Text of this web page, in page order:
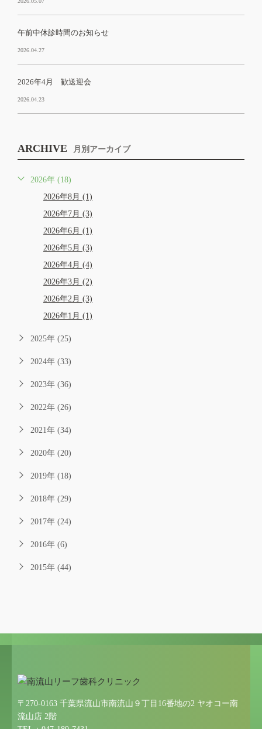
午前中休診時間のお知らせ
2026.04.27
2026年4月 歓送迎会
2026.04.23
ARCHIVE 月別アーカイブ
2026年 (18)
2026年8月 (1)
2026年7月 (3)
2026年6月 (1)
2026年5月 (3)
2026年4月 (4)
2026年3月 (2)
2026年2月 (3)
2026年1月 (1)
2025年 (25)
2024年 (33)
2023年 (36)
2022年 (26)
2021年 (34)
2020年 (20)
2019年 (18)
2018年 (29)
2017年 (24)
2016年 (6)
2015年 (44)
〒270-0163 千葉県流山市南流山９丁目16番地の2 ヤオコー南
流山店 2階